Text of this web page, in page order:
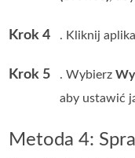
Krok 4 . Kliknij
Krok 5 . Wybierz
aby ustawić
Metoda 4: